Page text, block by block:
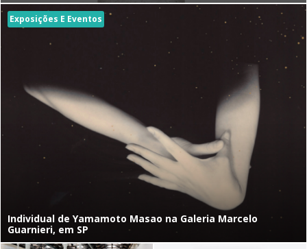
Exposições E Eventos
Individual de Yamamoto Masao na Galeria Marcelo
Guarnieri, em SP